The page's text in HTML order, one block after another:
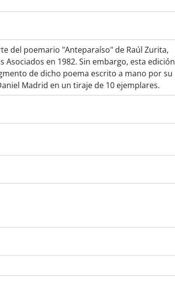
del poemario "Anteparaíso" de Raúl Zurita,
Asociados en 1982. Sin embargo, esta edición
de dicho poema escrito a mano por su
Madrid en un tiraje de 10 ejemplares.